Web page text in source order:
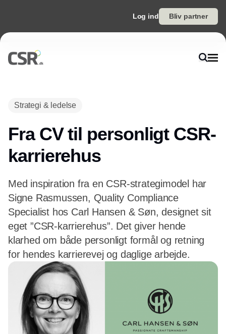
Log ind Bliv partner
Strategi & ledelse
Fra CV til personligt CSR-
karrierehus
Med inspiration fra en CSR-strategimodel har
Signe Rasmussen, Quality Compliance
Specialist hos Carl Hansen & Søn, designet sit
eget ”CSR-karrierehus”. Det giver hende
klarhed om både personligt formål og retning
for hendes karrierevej og daglige arbejde.